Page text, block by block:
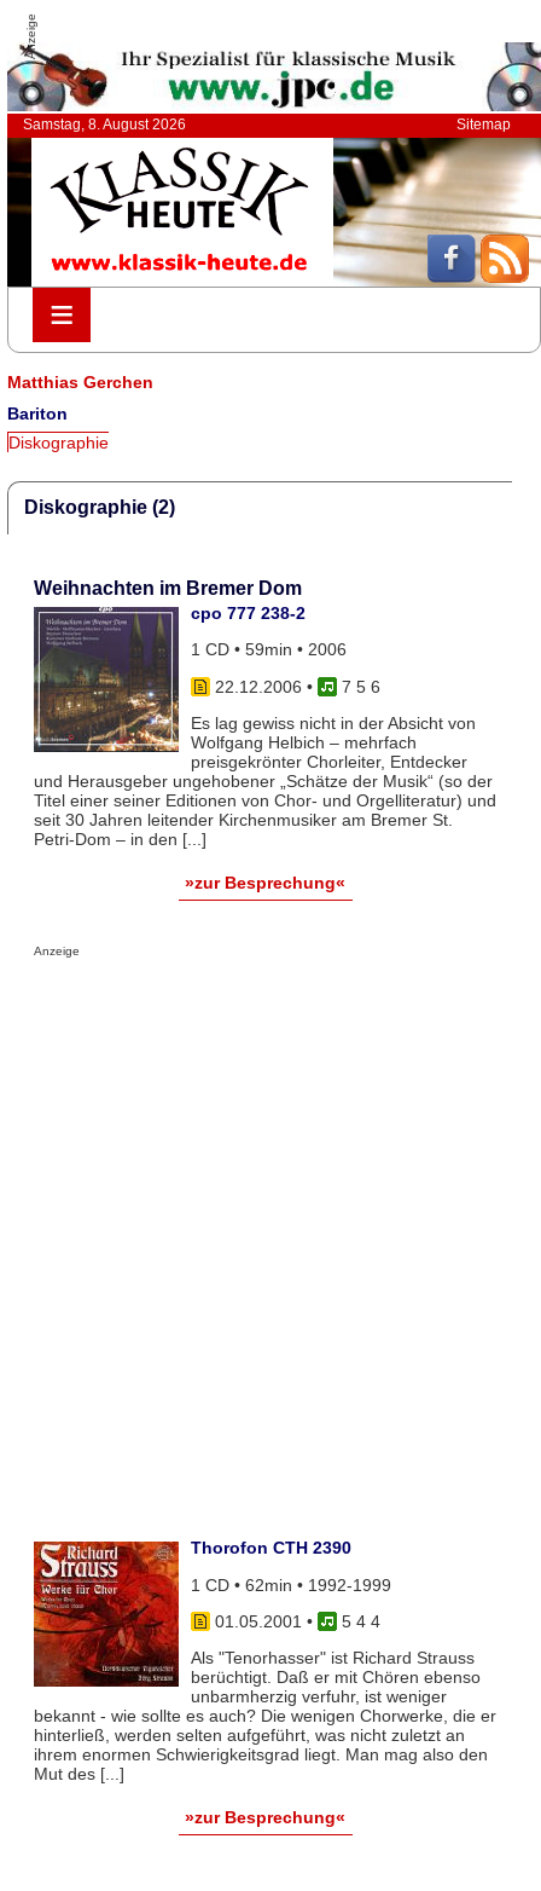
Anzeige
Samstag, 8. August 2026 Sitemap
≡
≡
Matthias Gerchen
Bariton
Diskographie
Diskographie (2)
Weihnachten im Bremer Dom
cpo 777 238-2
1 CD • 59min • 2006
22.12.2006 •
7 5 6
Es lag gewiss nicht in der Absicht von
Wolfgang Helbich – mehrfach
preisgekrönter Chorleiter, Entdecker
und Herausgeber ungehobener „Schätze der Musik“ (so der
Titel einer seiner Editionen von Chor- und Orgelliteratur) und
seit 30 Jahren leitender Kirchenmusiker am Bremer St.
Petri-Dom – in den [...]
»zur Besprechung«
Anzeige
Thorofon CTH 2390
1 CD • 62min • 1992-1999
01.05.2001 •
5 4 4
Als "Tenorhasser" ist Richard Strauss
berüchtigt. Daß er mit Chören ebenso
unbarmherzig verfuhr, ist weniger
bekannt - wie sollte es auch? Die wenigen Chorwerke, die er
hinterließ, werden selten aufgeführt, was nicht zuletzt an
ihrem enormen Schwierigkeitsgrad liegt. Man mag also den
Mut des [...]
»zur Besprechung«